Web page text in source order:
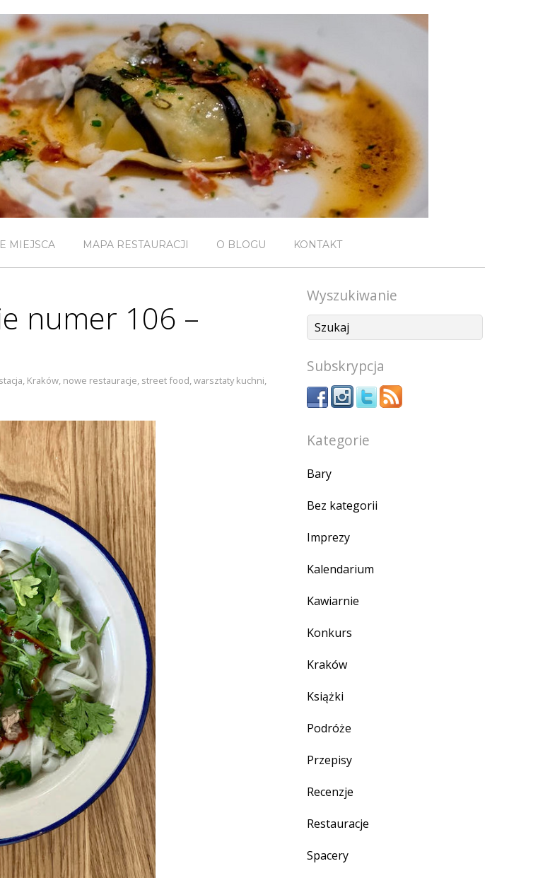
MIEJSCA MAPA RESTAURACJI O BLOGU KONTAKT
numer 106 –
, Kraków, nowe restauracje, street food,warsztaty kuchni,
Wyszukiwanie
Subskrypcja
Kategorie
Bary
Bez kategorii
Imprezy
Kalendarium
Kawiarnie
Konkurs
Kraków
Książki
Podróże
Przepisy
Recenzje
Restauracje
Spacery